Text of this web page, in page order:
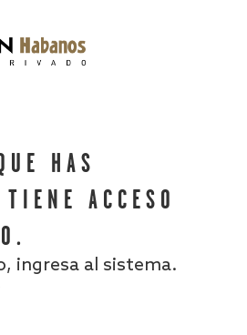
HAS
ACCESO
ingresa al sistema.